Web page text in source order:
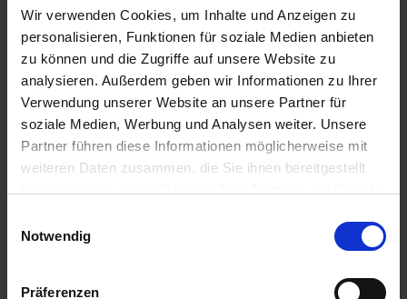
Wir verwenden Cookies, um Inhalte und Anzeigen zu
personalisieren, Funktionen für soziale Medien anbieten
zu können und die Zugriffe auf unsere Website zu
analysieren. Außerdem geben wir Informationen zu Ihrer
Verwendung unserer Website an unsere Partner für
soziale Medien, Werbung und Analysen weiter. Unsere
Partner führen diese Informationen möglicherweise mit
weiteren Daten zusammen, die Sie ihnen bereitgestellt
Notwendig
Präferenzen
IN DEN
WARENKORB
IN DEN
WARENKORB
Anmelden für Ihren persönlichen Preis
10,91 € / St
12,98 €
inkl. 19% MwSt.